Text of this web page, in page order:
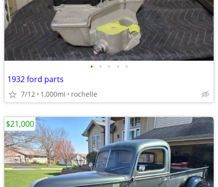
• • • • •
1932 ford parts
7/12 1,000mi rochelle
$21,000